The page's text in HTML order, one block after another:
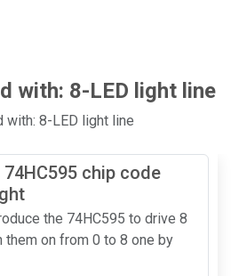
with: 8-LED light line
with: 8-LED light line
chip code
the 74HC595 to drive 8
them on from 0 to 8 one by